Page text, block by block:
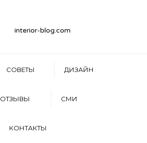
СОВЕТЫ ДИЗАЙН
ОТЗЫВЫ СМИ
КОНТАКТЫ